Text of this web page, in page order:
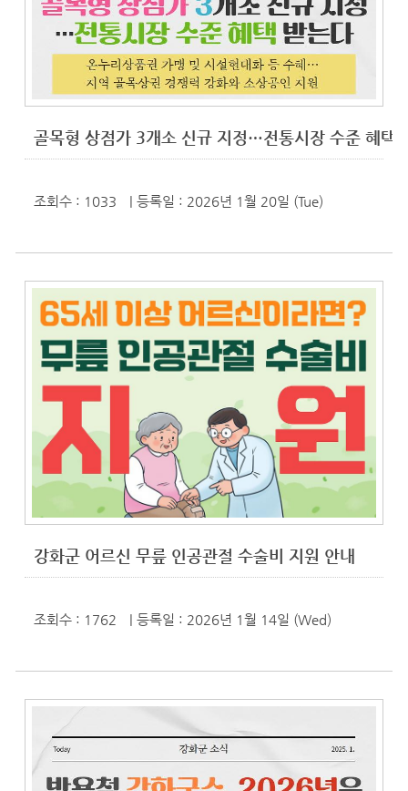
골목형 상점가 3개소 신규 지정…전통시장 수준 혜택
조회수 : 1033 | 등록일 : 2026년 1월 20일 (Tue)
강화군 어르신 무릎 인공관절 수술비 지원 안내
조회수 : 1762 | 등록일 : 2026년 1월 14일 (Wed)